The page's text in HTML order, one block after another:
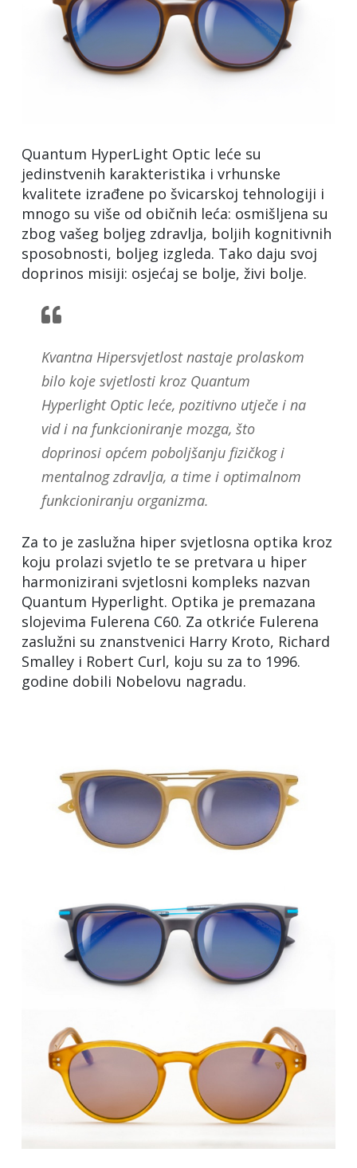
Quantum HyperLight Optic leće su
jedinstvenih karakteristika i vrhunske
kvalitete izrađene po švicarskoj tehnologiji i
mnogo su više od običnih leća: osmišljena su
zbog vašeg boljeg zdravlja, boljih kognitivnih
sposobnosti, boljeg izgleda. Tako daju svoj
doprinos misiji: osjećaj se bolje, živi bolje.
Kvantna Hipersvjetlost nastaje prolaskom
bilo koje svjetlosti kroz Quantum
Hyperlight Optic leće, pozitivno utječe i na
vid i na funkcioniranje mozga, što
doprinosi općem poboljšanju fizičkog i
mentalnog zdravlja, a time i optimalnom
funkcioniranju organizma.
Za to je zaslužna hiper svjetlosna optika kroz
koju prolazi svjetlo te se pretvara u hiper
harmonizirani svjetlosni kompleks nazvan
Quantum Hyperlight. Optika je premazana
slojevima Fulerena C60. Za otkriće Fulerena
zaslužni su znanstvenici Harry Kroto, Richard
Smalley i Robert Curl, koju su za to 1996.
godine dobili Nobelovu nagradu.